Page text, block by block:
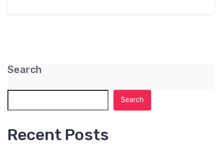
Search
Search
Recent Posts